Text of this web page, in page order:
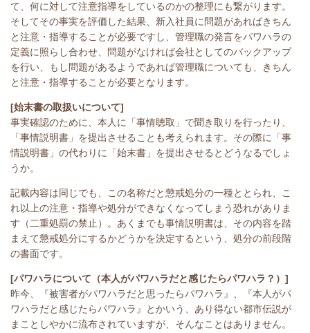
て、何に対して注意指導をしているのかの整理にも繋がります。
そしてその事実を評価した結果、新入社員に問題があればきちん
と注意・指導することが必要ですし、管理職の発言をパワハラの
定義に照らし合わせ、問題がなければ会社としてのバックアップ
を行い、もし問題があるようであれば管理職についても、きちん
と注意・指導することが必要となります。
[始末書の取扱いについて]
事実確認のために、本人に「事情聴取」で聞き取りを行ったり、
「事情説明書」を提出させることも考えられます。その際に「事
情説明書」の代わりに「始末書」を提出させるとどうなるでしょ
うか。
記載内容は同じでも、この名称だと懲戒処分の一種ととられ、こ
れ以上の注意・指導や処分ができなくなってしまう恐れがありま
す（二重処罰の禁止）。あくまでも事情説明書は、その内容を踏
まえて懲戒処分にするかどうかを決定するという、処分の前段階
の書面です。
[パワハラについて（本人がパワハラだと感じたらパワハラ？）]
昨今、『被害者がパワハラだと思ったらパワハラ』、『本人がパ
ワハラだと感じたらパワハラ』とかいう、あり得ない都市伝説が
まことしやかに流布されていますが、そんなことはありません。